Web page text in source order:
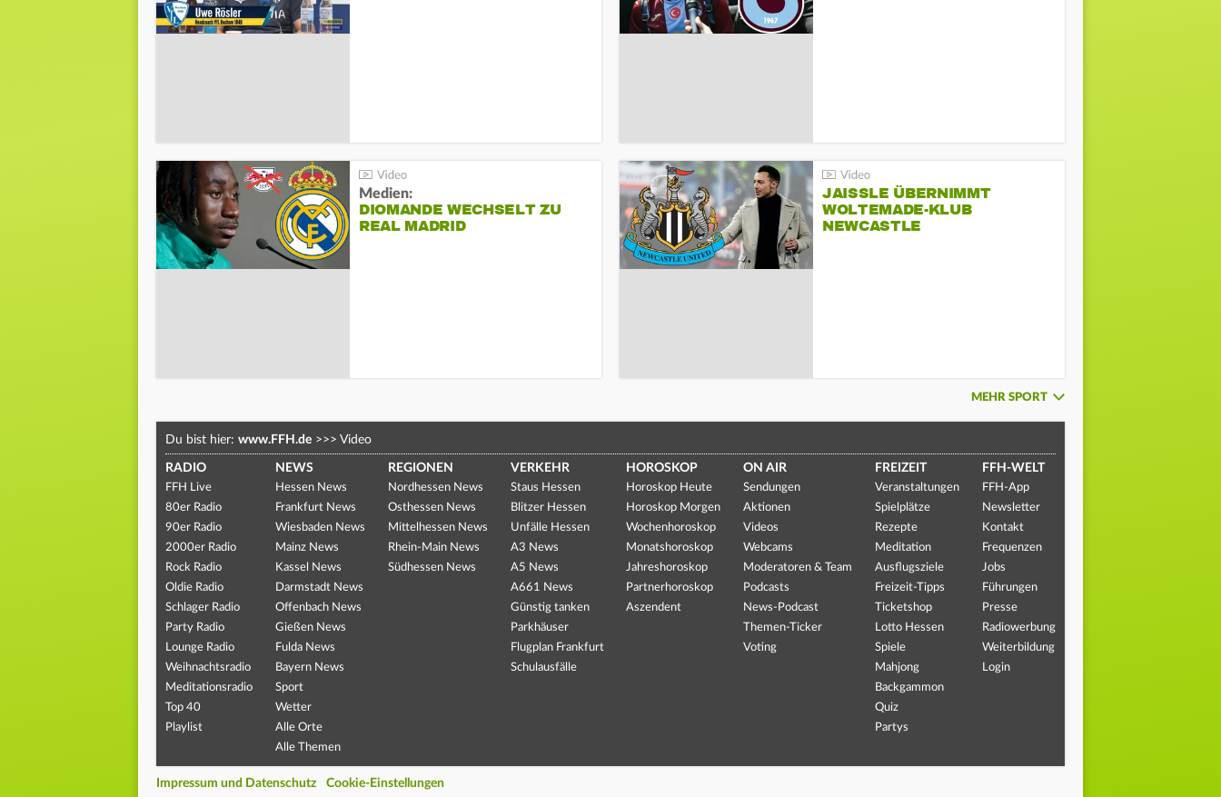
Medien:
DIOMANDE WECHSELT ZU
REAL MADRID
JAISSLE ÜBERNIMMT
WOLTEMADE-KLUB
NEWCASTLE
MEHR SPORT
Du bist hier: www.FFH.de >>> Video
RADIO
FFH Live
80er Radio
90er Radio
2000er Radio
Rock Radio
Oldie Radio
Schlager Radio
Party Radio
Lounge Radio
Weihnachtsradio
Meditationsradio
Top 40
Playlist
NEWS
Hessen News
Frankfurt News
Wiesbaden News
Mainz News
Kassel News
Darmstadt News
Offenbach News
Gießen News
Fulda News
Bayern News
Sport
Wetter
Alle Orte
Alle Themen
REGIONEN
Nordhessen News
Osthessen News
Mittelhessen News
Rhein-Main News
Südhessen News
VERKEHR
Staus Hessen
Blitzer Hessen
Unfälle Hessen
A3 News
A5 News
A661 News
Günstig tanken
Parkhäuser
Flugplan Frankfurt
Schulausfälle
HOROSKOP
Horoskop Heute
Horoskop Morgen
Wochenhoroskop
Monatshoroskop
Jahreshoroskop
Partnerhoroskop
Aszendent
ON AIR
Sendungen
Aktionen
Videos
Webcams
Moderatoren & Team
Podcasts
News-Podcast
Themen-Ticker
Voting
FREIZEIT
Veranstaltungen
Spielplätze
Rezepte
Meditation
Ausflugsziele
Freizeit-Tipps
Ticketshop
Lotto Hessen
Spiele
Mahjong
Backgammon
Quiz
Partys
FFH-WELT
FFH-App
Newsletter
Kontakt
Frequenzen
Jobs
Führungen
Presse
Radiowerbung
Weiterbildung
Login
Impressum und Datenschutz Cookie-Einstellungen